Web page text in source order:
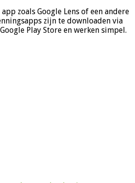
zoals Google Lens of een andere
zijn te downloaden via
Play Store en werken simpel.